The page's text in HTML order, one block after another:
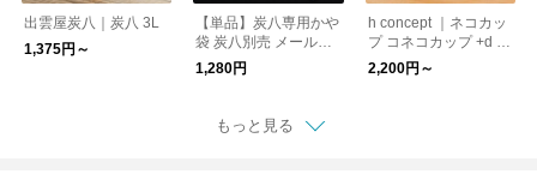
出雲屋炭八｜炭八 3L
1,375円～
【単品】炭八専用かや
袋 炭八別売 メール便
送料無料
1,280円
h concept ｜ネコカッ
プ コネコカップ +d 猫
動物
2,200円～
もっと見る